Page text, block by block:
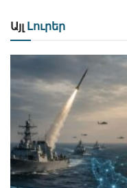
Այլ Լուրեր